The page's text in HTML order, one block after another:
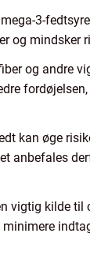
3-
og mindsker
og andre
kan øge
anbefales
vigtig kilde til